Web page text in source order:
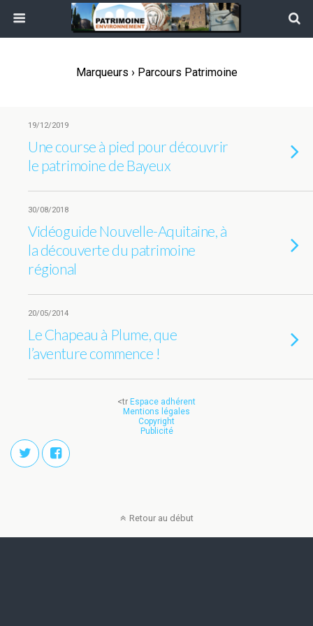
Marqueurs › Parcours Patrimoine
19/12/2019
Une course à pied pour découvrir
le patrimoine de Bayeux
30/08/2018
Vidéoguide Nouvelle-Aquitaine, à
la découverte du patrimoine
régional
20/05/2014
Le Chapeau à Plume, que
l’aventure commence !
<tr Espace adhérent
Mentions légales
Copyright
Publicité
Retour au début